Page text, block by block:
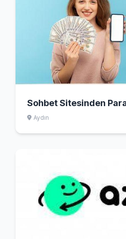
Sohbet Sitesinden
Aydın